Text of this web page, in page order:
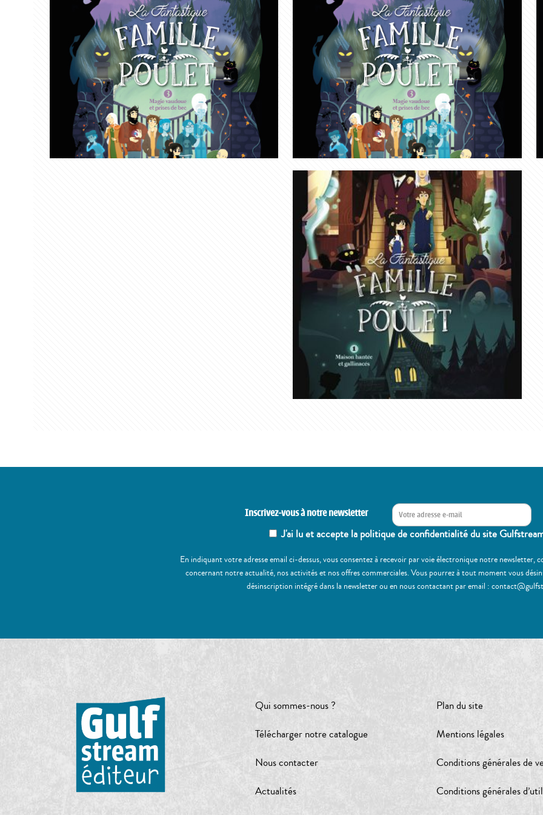
Inscrivez-vous à notre newsletter
J'ai lu et accepte la politique de confidentialité du site
En indiquant votre adresse email ci-dessus, vous consentez à recevoir par voie électronique notre
concernant notre actualité, nos activités et nos offres commerciales. Vous pourrez à tout moment vous
désinscription intégré dans la newsletter ou en nous contactant par email :
Qui sommes-nous ?
Télécharger notre catalogue
Nous contacter
Actualités
Plan du site
Mentions légales
Conditions générales de
Conditions générales